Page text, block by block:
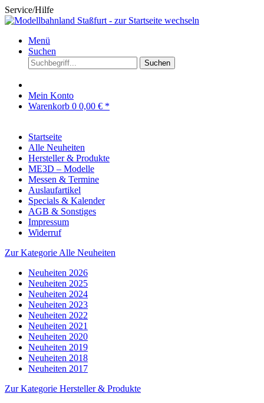
Service/Hilfe
Menü
Suchen
Suchen
Mein Konto
Warenkorb 0 0,00 € *
Startseite
Alle Neuheiten
Hersteller & Produkte
ME3D – Modelle
Messen & Termine
Auslaufartikel
Specials & Kalender
AGB & Sonstiges
Impressum
Widerruf
Zur Kategorie Alle Neuheiten
Neuheiten 2026
Neuheiten 2025
Neuheiten 2024
Neuheiten 2023
Neuheiten 2022
Neuheiten 2021
Neuheiten 2020
Neuheiten 2019
Neuheiten 2018
Neuheiten 2017
Zur Kategorie Hersteller & Produkte